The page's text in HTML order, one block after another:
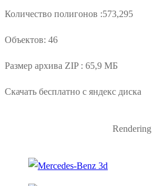
Количество полигонов :573,295
Объектов: 46
Размер архива ZIP : 65,9 МБ
Скачать бесплатно с яндекс диска
Rendering